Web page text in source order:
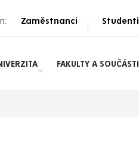
Zaměstnanci | Studenti
FAKULTY A SOUČÁSTI